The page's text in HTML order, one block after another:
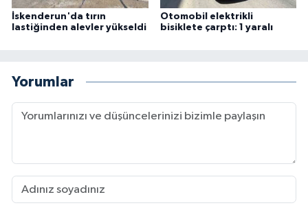
İskenderun'da tırın
lastiğinden alevler yükseldi
Otomobil elektrikli
bisiklete çarptı: 1 yaralı
Yorumlar